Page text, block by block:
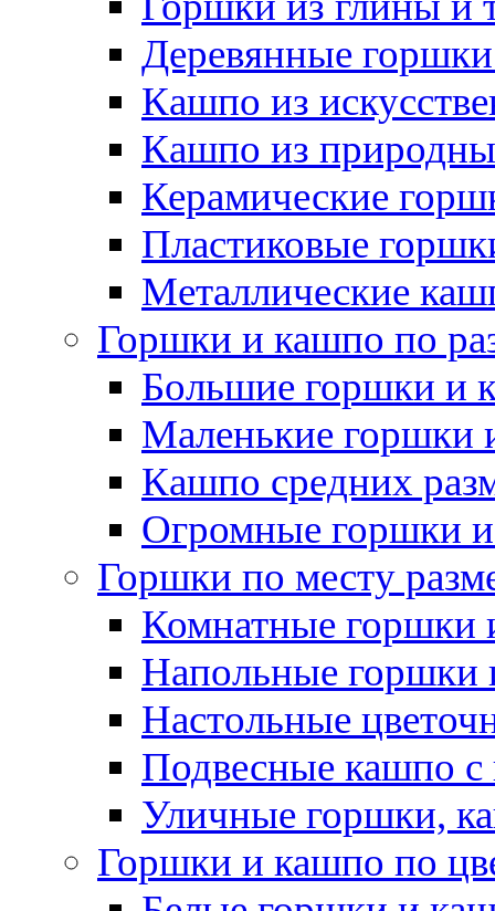
Деревянные
Кашпо из
Кашпо из
Керамические
Пластиковые
Металлические
Горшки и кашпо по
Большие горшки и
Маленькие горшки
Кашпо средних
Огромные горшки
Горшки по месту
Комнатные горшки
Напольные горшки
Настольные
Подвесные кашпо с
Уличные горшки,
Горшки и кашпо по